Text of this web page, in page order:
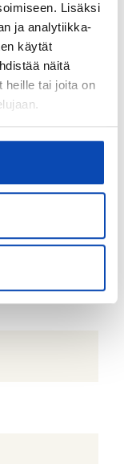
Lisäksi
ja analytiikka-
käytät
näitä
heille tai joita on